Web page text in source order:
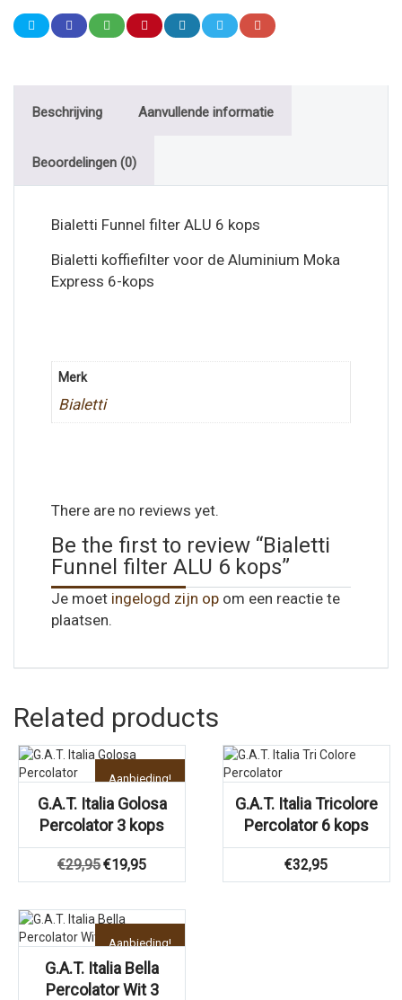
Beschrijving Aanvullende informatie
Beoordelingen (0)
Bialetti Funnel filter ALU 6 kops
Bialetti koffiefilter voor de Aluminium Moka
Express 6-kops
Merk
Bialetti
There are no reviews yet.
Be the first to review “Bialetti
Funnel filter ALU 6 kops”
Je moet ingelogd zijn op om een reactie te
plaatsen.
Related products
Aanbieding!
G.A.T. Italia Golosa
Percolator 3 kops
€29,95 Oorspronkelijke
prijs
€19,95Huidige
G.A.T. Italia Tricolore
Percolator 6 kops
€32,95
Aanbieding!
G.A.T. Italia Bella
Percolator Wit 3